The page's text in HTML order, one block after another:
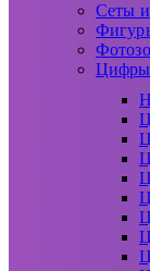
Сеты
Цифры